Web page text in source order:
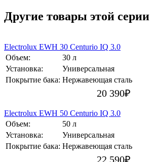
Другие товары этой серии
Electrolux EWH 30 Centurio IQ 3.0
Объем:
30 л
Установка:
Универсальная
Покрытие бака: Нержавеющая сталь
20 390₽
Electrolux EWH 50 Centurio IQ 3.0
Объем:
50 л
Установка:
Универсальная
Покрытие бака: Нержавеющая сталь
22 590₽